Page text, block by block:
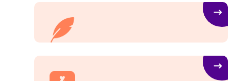
Et harum quidem rerum facilis expedita
distinctio nam libero tempore cum